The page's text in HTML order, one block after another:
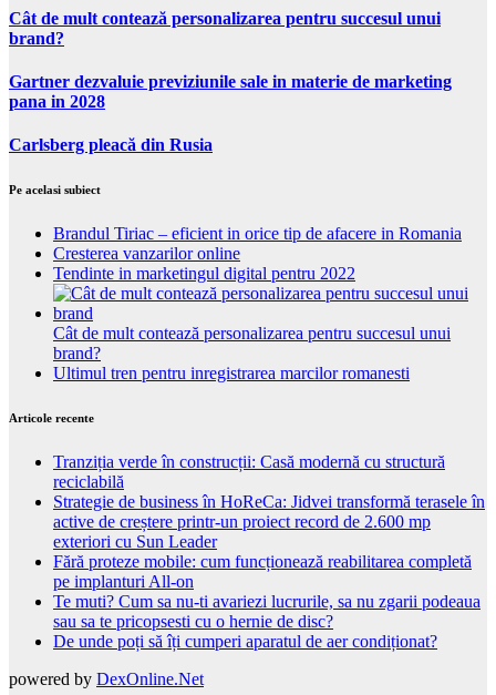
Cât de mult contează personalizarea pentru succesul unui
brand?
Gartner dezvaluie previziunile sale in materie de marketing
pana in 2028
Carlsberg pleacă din Rusia
Pe acelasi subiect
Brandul Tiriac – eficient in orice tip de afacere in Romania
Cresterea vanzarilor online
Tendinte in marketingul digital pentru 2022
Cât de mult contează personalizarea pentru succesul unui
brand?
Ultimul tren pentru inregistrarea marcilor romanesti
Articole recente
Tranziția verde în construcții: Casă modernă cu structură
reciclabilă
Strategie de business în HoReCa: Jidvei transformă terasele în
active de creștere printr-un proiect record de 2.600 mp
exteriori cu Sun Leader
Fără proteze mobile: cum funcționează reabilitarea completă
pe implanturi All-on
Te muti? Cum sa nu-ti avariezi lucrurile, sa nu zgarii podeaua
sau sa te pricopsesti cu o hernie de disc?
De unde poți să îți cumperi aparatul de aer condiționat?
powered by DexOnline.Net